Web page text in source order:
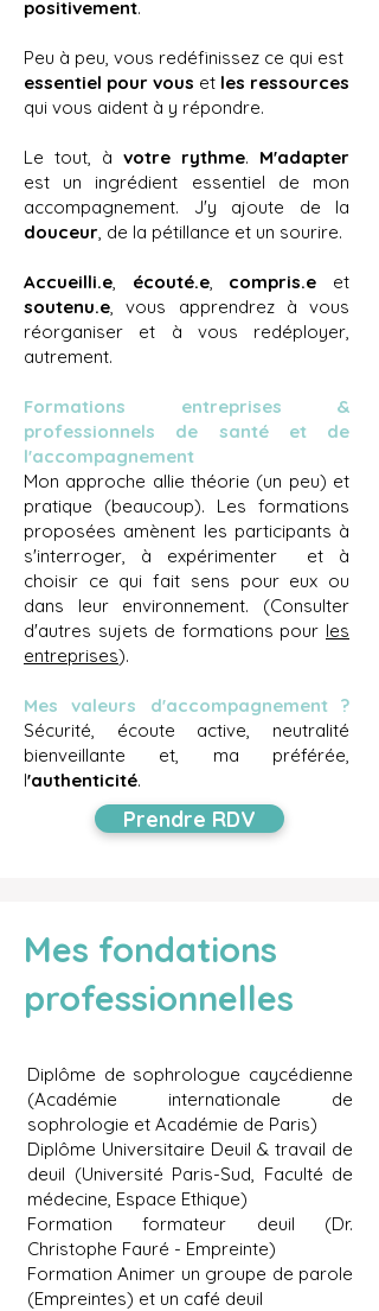
positivement.
Peu à peu, vous redéfinissez ce qui est
essentiel pour vous et les ressources
qui vous aident à y répondre.
Le tout, à votre rythme. M'adapter
est un ingrédient essentiel de mon
accompagnement. J'y ajoute de la
douceur, de la pétillance et un sourire.
Accueilli.e, écouté.e, compris.e et
soutenu.e, vous apprendrez à vous
réorganiser et à vous redéployer,
autrement.
Formations entreprises &
professionnels de santé et de
l'accompagnement
Mon approche allie théorie (un peu) et
pratique (beaucoup). Les formations
proposées amènent les participants à
s'interroger, à expérimenter et à
choisir ce qui fait sens pour eux ou
dans leur environnement. (Consulter
d'autres sujets de formations pour les
entreprises).
Mes valeurs d'accompagnement ?
Sécurité, écoute active, neutralité
bienveillante et, ma préférée,
l'authenticité.
Prendre RDV
Mes fondations
professionnelles
Diplôme de sophrologue caycédienne
(Académie internationale de
sophrologie et Académie de Paris)
Diplôme Universitaire Deuil & travail de
deuil (Université Paris-Sud, Faculté de
médecine, Espace Ethique)
Formation formateur deuil (Dr.
Christophe Fauré - Empreinte)
Formation Animer un groupe de parole
(Empreintes) et un café deuil